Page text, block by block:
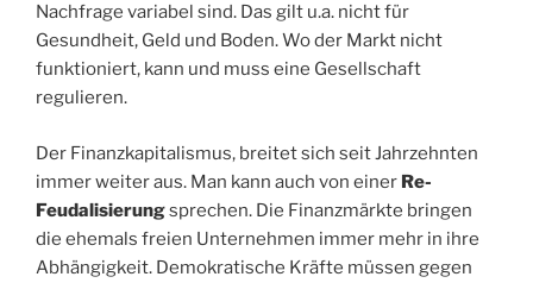
Nachfrage variabel sind. Das gilt u.a. nicht für
Gesundheit, Geld und Boden. Wo der Markt nicht
funktioniert, kann und muss eine Gesellschaft
regulieren.
Der Finanzkapitalismus, breitet sich seit Jahrzehnten
immer weiter aus. Man kann auch von einer Re-
Feudalisierungsprechen. Die Finanzmärkte bringen
die ehemals freien Unternehmen immer mehr in ihre
Abhängigkeit. Demokratische Kräfte müssen gegen